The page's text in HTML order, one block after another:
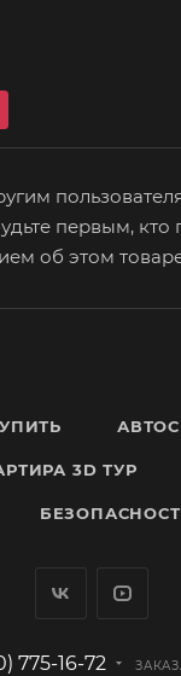
первым, кто
об этом
3D ТУР
775-16-72